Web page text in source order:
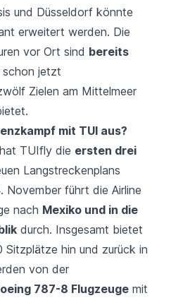
und Düsseldorf könnte
erweitert werden. Die
vor Ort sind bereits
schon jetzt
Zielen am Mittelmeer
mit TUI aus?
TUIfly die ersten drei
Langstreckenplans
November führt die Airline
nach Mexiko und in die
durch. Insgesamt bietet
hin und zurück in
von der
787-8 Flugzeuge mit